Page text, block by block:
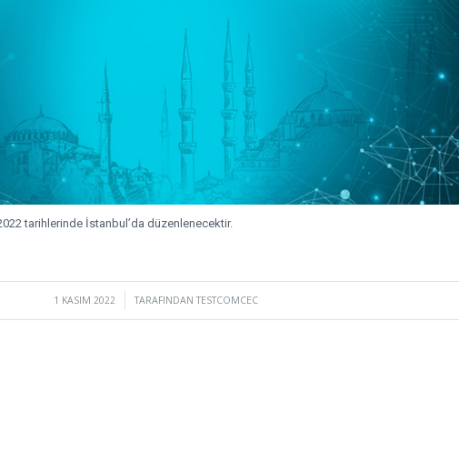
tarihlerinde İstanbul’da düzenlenecektir.
1 KASIM 2022
/ TARAFINDANTESTCOMCEC